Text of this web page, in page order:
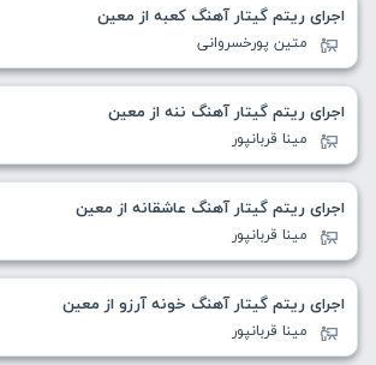
اجرای ریتم گیتار آهنگ کعبه از معین
متین پورخسروانی
اجرای ریتم گیتار آهنگ ننه از معین
مینا قربانپور
اجرای ریتم گیتار آهنگ عاشقانه از معین
مینا قربانپور
اجرای ریتم گیتار آهنگ خونه آرزو از معین
مینا قربانپور